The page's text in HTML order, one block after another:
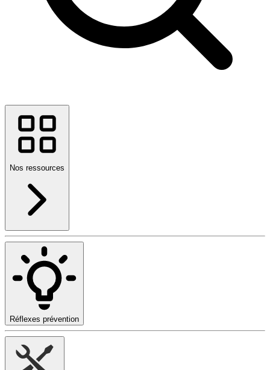
Nos ressources
Réflexes prévention